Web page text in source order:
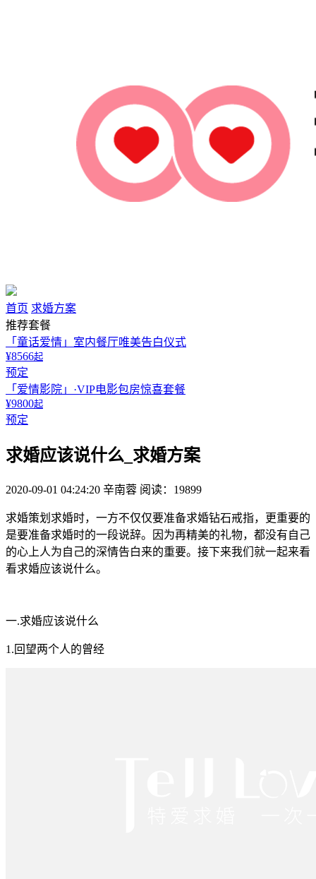
首页 求婚方案
推荐套餐
「童话爱情」室内餐厅唯美告白仪式
¥8566起
预定
「爱情影院」·VIP电影包房惊喜套餐
¥9800起
预定
求婚应该说什么_求婚方案
2020-09-01 04:24:20 辛南蓉 阅读：19899
求婚策划求婚时，一方不仅仅要准备求婚钻石戒指，更重要的
是要准备求婚时的一段说辞。因为再精美的礼物，都没有自己
的心上人为自己的深情告白来的重要。接下来我们就一起来看
看求婚应该说什么。
一.求婚应该说什么
1.回望两个人的曾经